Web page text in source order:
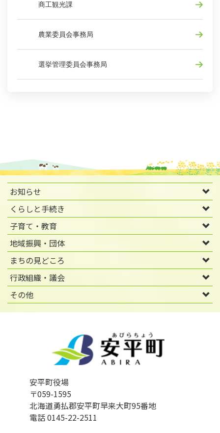
商工観光課
農業委員会事務局
選挙管理委員会事務局
お知らせ
くらしと手続き
子育て・教育
地域振興・団体
まちの見どころ
行政組織・議会
その他
安平町役場
〒059-1595
北海道勇払郡安平町早来大町95番地
電話 0145-22-2511